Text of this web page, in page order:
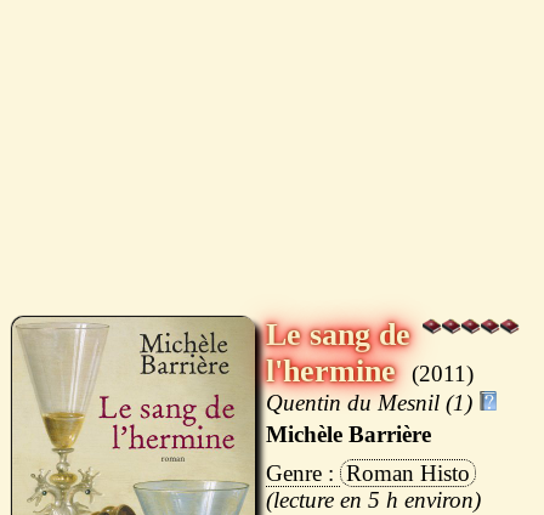
Le sang de
l'hermine
2011
Quentin du Mesnil (1)
Michèle Barrière
Roman Histo
5 h